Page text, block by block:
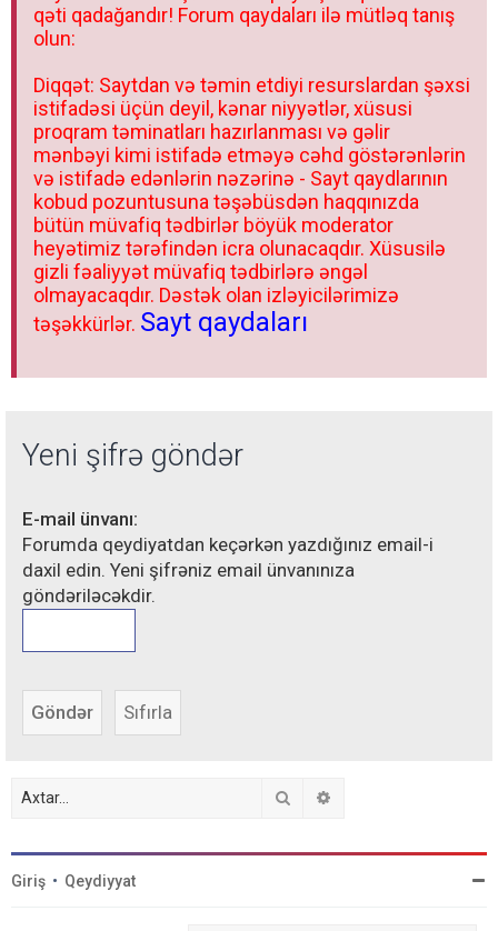
qəti qadağandır! Forum qaydaları ilə mütləq tanış
olun:
Diqqət: Saytdan və təmin etdiyi resurslardan şəxsi
istifadəsi üçün deyil, kənar niyyətlər, xüsusi
proqram təminatları hazırlanması və gəlir
mənbəyi kimi istifadə etməyə cəhd göstərənlərin
və istifadə edənlərin nəzərinə - Sayt qaydlarının
kobud pozuntusuna təşəbüsdən haqqınızda
bütün müvafiq tədbirlər böyük moderator
heyətimiz tərəfindən icra olunacaqdır. Xüsusilə
gizli fəaliyyət müvafiq tədbirlərə əngəl
olmayacaqdır. Dəstək olan izləyicilərimizə
təşəkkürlər. Sayt qaydaları
Yeni şifrə göndər
E-mail ünvanı:
Forumda qeydiyatdan keçərkən yazdığınız email-i
daxil edin. Yeni şifrəniz email ünvanınıza
göndəriləcəkdir.
Axtar
Giriş • Qeydiyyat